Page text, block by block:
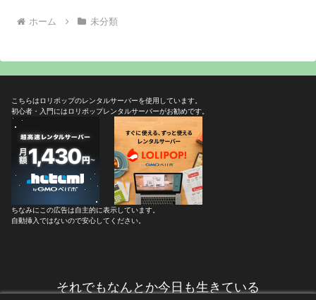
ホーム 未分類
こちらはロリポップのレンタルサーバーを使用しています。
初心者・入門にはロリポップレンタルサーバーがお勧めです。
ちなみにこの広告は自主的に表示しています。
自動挿入ではないので安心してください。
それでもなんとか今日も生きている